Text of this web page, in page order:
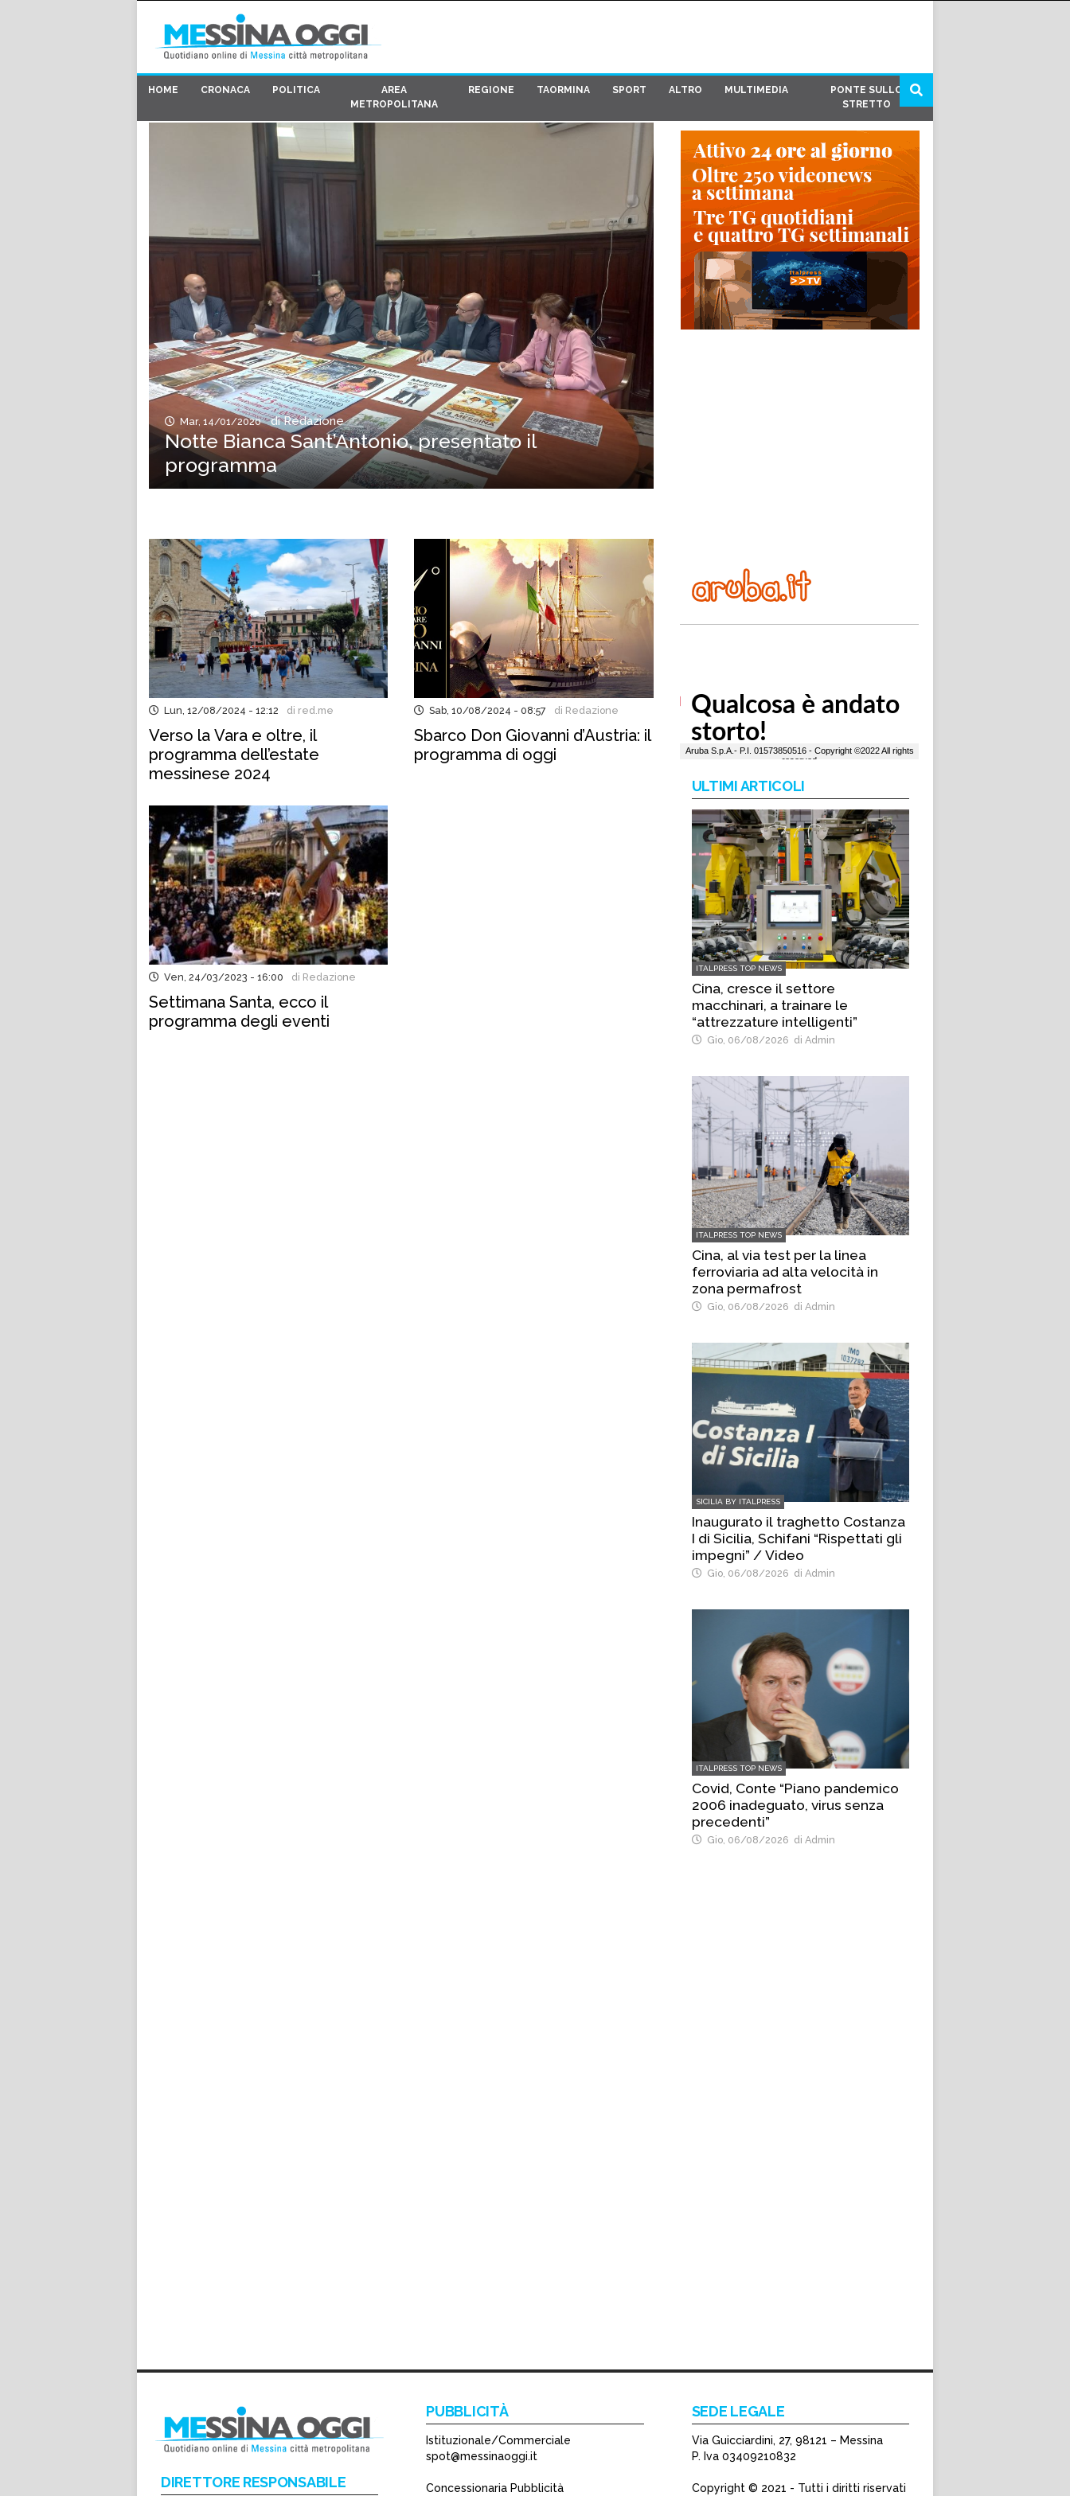
HOME CRONACA POLITICA
AREA
METROPOLITANA
REGIONE TAORMINA SPORT ALTRO MULTIMEDIA
PONTE SULLO
STRETTO
Mar, 14/01/2020 di Redazione
Notte Bianca Sant’Antonio, presentato il
programma
Lun, 12/08/2024 - 12:12 di red.me
Verso la Vara e oltre, il
programma dell’estate
messinese 2024
Sab, 10/08/2024 - 08:57 di Redazione
Sbarco Don Giovanni d’Austria: il
programma di oggi
Ven, 24/03/2023 - 16:00 di Redazione
Settimana Santa, ecco il
programma degli eventi
ULTIMI ARTICOLI
ITALPRESS TOP NEWS
Cina, cresce il settore
macchinari, a trainare le
“attrezzature intelligenti”
Gio, 06/08/2026 di Admin
ITALPRESS TOP NEWS
Cina, al via test per la linea
ferroviaria ad alta velocità in
zona permafrost
Gio, 06/08/2026 di Admin
SICILIA BY ITALPRESS
Inaugurato il traghetto Costanza
I di Sicilia, Schifani “Rispettati gli
impegni” / Video
Gio, 06/08/2026 di Admin
ITALPRESS TOP NEWS
Covid, Conte “Piano pandemico
2006 inadeguato, virus senza
precedenti”
Gio, 06/08/2026 di Admin
DIRETTORE RESPONSABILE
PUBBLICITÀ
Istituzionale/Commerciale
spot@messinaoggi.it
Concessionaria Pubblicità
SEDE LEGALE
Via Guicciardini, 27, 98121 – Messina
P. Iva 03409210832
Copyright © 2021 - Tutti i diritti riservati